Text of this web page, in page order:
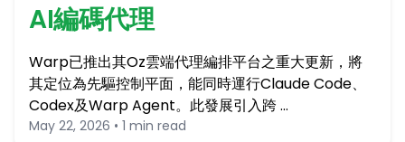
AI編碼代理
Warp已推出其Oz雲端代理編排平台之重大更新，將
其定位為先驅控制平面，能同時運行Claude Code、
Codex及Warp Agent。此發展引入跨 …
May 22, 2026 • 1 min read